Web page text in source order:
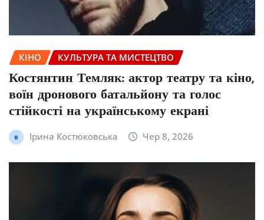
КІНО КУЛЬТУРА ТА МИСТЕЦТВО
Костянтин Темляк: актор театру та кіно,
воїн дронового батальйону та голос
стійкості на українському екрані
Ірина Костюковська Чер 8, 2026